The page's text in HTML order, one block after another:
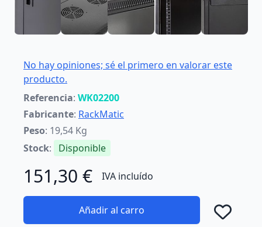
No hay opiniones; sé el primero en valorar este
producto.
Referencia: WK02200
Fabricante: RackMatic
Peso: 19,54 Kg
Stock: Disponible
151,30 € IVA incluído
Añadir al carro